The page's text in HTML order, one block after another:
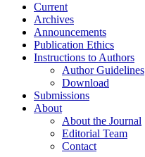
Current
Archives
Announcements
Publication Ethics
Instructions to Authors
Author Guidelines
Download
Submissions
About
About the Journal
Editorial Team
Contact